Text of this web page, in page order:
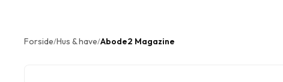
Forside/Hus & have/Abode2 Magazine